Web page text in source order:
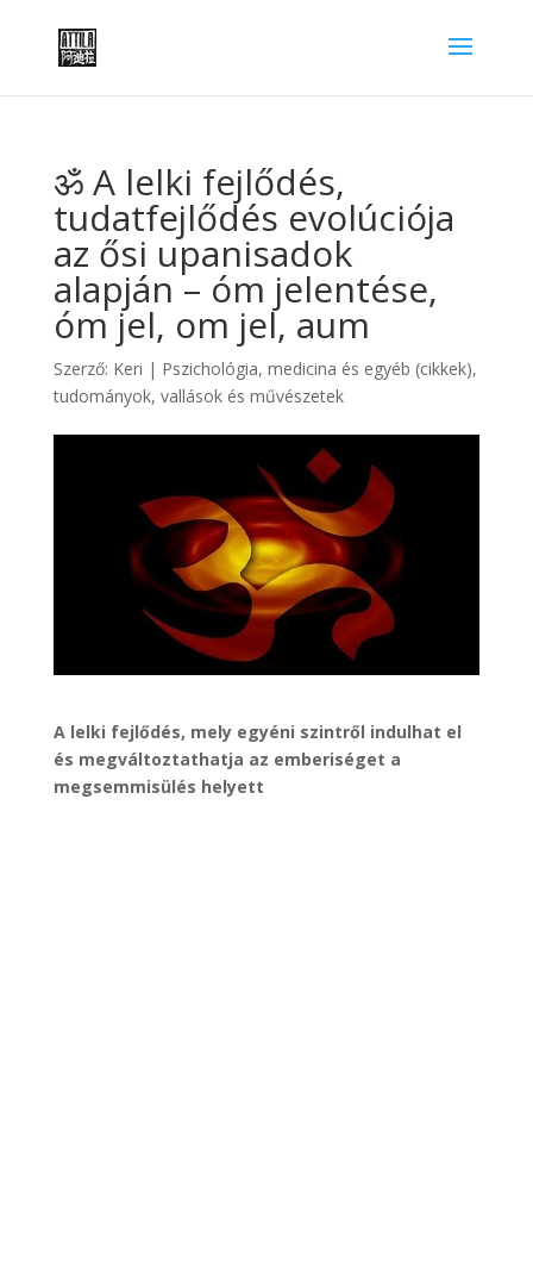
ॐ A lelki fejlődés,
tudatfejlődés evolúciója
az ősi upanisadok
alapján – óm jelentése,
óm jel, om jel, aum
Szerző: Keri | Pszichológia, medicina és egyéb (cikkek),
tudományok, vallások és művészetek
A lelki fejlődés, mely egyéni szintről indulhat el
és megváltoztathatja az emberiséget a
megsemmisülés helyett